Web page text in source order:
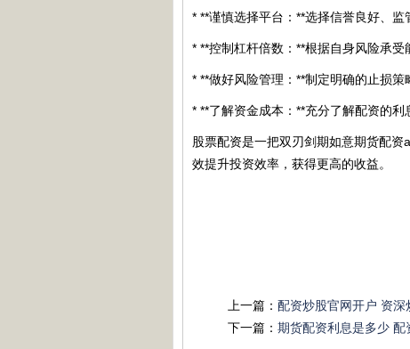
* **谨慎选择平台：**选择信誉良好、监
* **控制杠杆倍数：**根据自身风险承受
* **做好风险管理：**制定明确的止损策
* **了解资金成本：**充分了解配资的利
股票配资是一把双刃剑期如意期货配
效提升投资效率，获得更高的收益。
上一篇： 配资炒股官网开户 资
下一篇： 期货配资利息是多少